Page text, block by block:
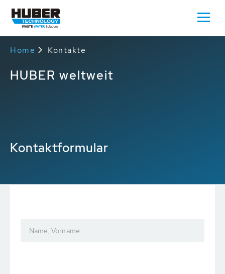
Home Kontakte
HUBER weltweit
Kontaktformular
Name, Vorname